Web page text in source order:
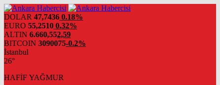
DOLAR 47,7436 0.18%
EURO 55,2510 0.32%
ALTIN 6.660,552,59
BITCOIN 3090075-0.2%
İstanbul
26°
HAFİF YAĞMUR